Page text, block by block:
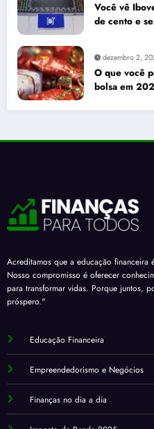
Você vê
de cento e
dezembro 2,
O que você
bolsa em
Acreditamos que a educação
Nosso compromisso é oferecer
para transformar vidas. Porque juntos,
próspero."
Educação Financeira
Empreendedorismo e Negócios
Finanças no dia a dia